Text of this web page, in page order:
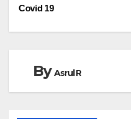
Covid 19
ByAsrul R